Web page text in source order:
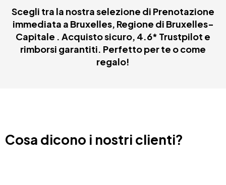
Scegli tra la nostra selezione di Prenotazione
immediata a Bruxelles, Regione di Bruxelles-
Capitale . Acquisto sicuro, 4.6* Trustpilot e
rimborsi garantiti. Perfetto per te o come
regalo!
Cosa dicono i nostri clienti?